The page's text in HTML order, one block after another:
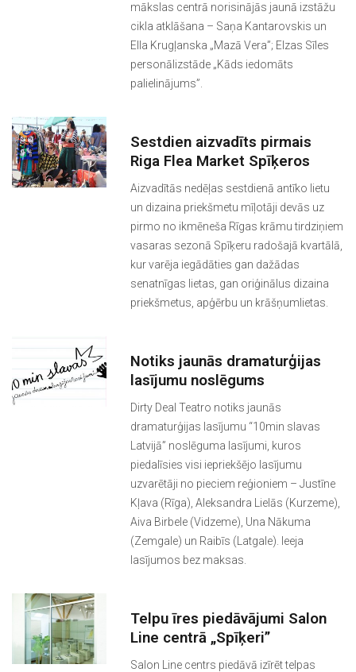
mākslas centrā norisinājās jaunā izstāžu
cikla atklāšana – Saņa Kantarovskis un
Ella Krugļanska „Mazā Vera”; Elzas Sīles
personālizstāde „Kāds iedomāts
palielinājums”.
Sestdien aizvadīts pirmais
Riga Flea Market Spīķeros
Aizvadītās nedēļas sestdienā antīko lietu
un dizaina priekšmetu mīļotāji devās uz
pirmo no ikmēneša Rīgas krāmu tirdziņiem
vasaras sezonā Spīķeru radošajā kvartālā,
kur varēja iegādāties gan dažādas
senatnīgas lietas, gan oriģinālus dizaina
priekšmetus, apģērbu un krāšņumlietas.
Notiks jaunās dramaturģijas
lasījumu noslēgums
Dirty Deal Teatro notiks jaunās
dramaturģijas lasījumu “10min slavas
Latvijā” noslēguma lasījumi, kuros
piedalīsies visi iepriekšējo lasījumu
uzvarētāji no pieciem reģioniem – Justīne
Kļava (Rīga), Aleksandra Lielās (Kurzeme),
Aiva Birbele (Vidzeme), Una Nākuma
(Zemgale) un Raibīs (Latgale). Ieeja
lasījumos bez maksas.
Telpu īres piedāvājumi Salon
Line centrā „Spīķeri”
Salon Line centrs piedāvā izīrēt telpas